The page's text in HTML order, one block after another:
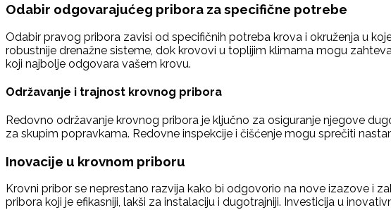
Odabir odgovarajućeg pribora za specifične potrebe
Odabir pravog pribora zavisi od specifičnih potreba krova i okruženja u
robustnije drenažne sisteme, dok krovovi u toplijim klimama mogu
koji najbolje odgovara vašem krovu.
Održavanje i trajnost krovnog pribora
Redovno održavanje krovnog pribora je ključno za osiguranje njegove
za skupim popravkama. Redovne inspekcije i čišćenje mogu sprečiti
Inovacije u krovnom priboru
Krovni pribor se neprestano razvija kako bi odgovorio na nove izazove i
pribora koji je efikasniji, lakši za instalaciju i dugotrajniji. Investicija u